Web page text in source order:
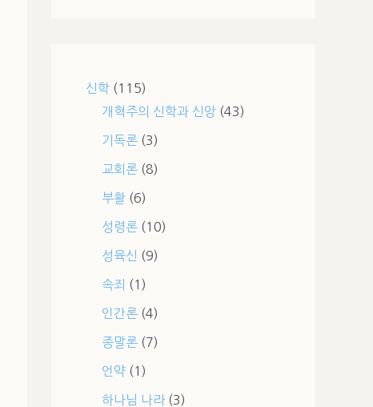
신학(115)
개혁주의 신학과 신앙(43)
기독론(3)
교회론(8)
부활(6)
성령론(10)
성육신 (9)
속죄 (1)
인간론(4)
종말론(7)
언약(1)
하나님 나라(3)